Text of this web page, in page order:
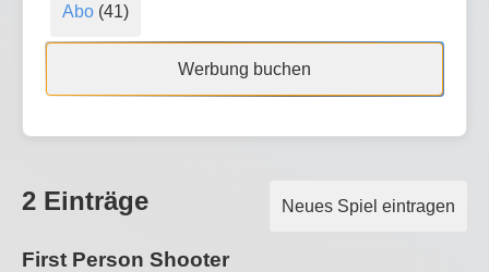
Abo(41)
Werbung buchen
Neues Spiel eintragen
2 Einträge
First Person Shooter